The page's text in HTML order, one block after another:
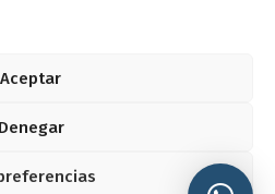
Aceptar
Denegar
de limpieza industrial
de limpieza industrial